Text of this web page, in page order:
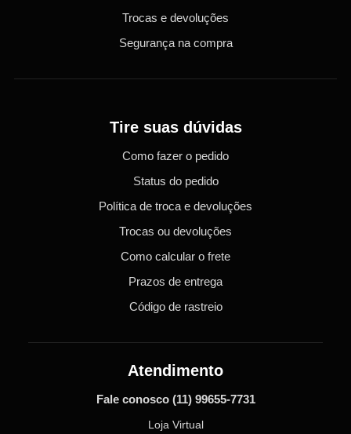
Trocas e devoluções
Segurança na compra
Tire suas dúvidas
Como fazer o pedido
Status do pedido
Política de troca e devoluções
Trocas ou devoluções
Como calcular o frete
Prazos de entrega
Código de rastreio
Atendimento
Fale conosco (11) 99655-7731
Loja Virtual